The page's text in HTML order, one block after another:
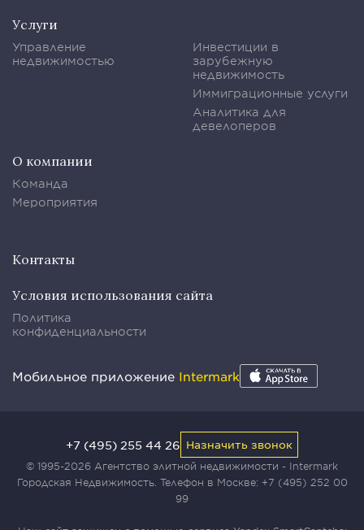
Услуги
Управление
недвижимостью
Инвестиции в
зарубежную
недвижимость
Иммиграционные услуги
Аналитика для
девелоперов
О компании
Команда
Мероприятия
Контакты
Условия использования сайта
Политика
конфиденциальности
Мобильное приложение Intermark
© 1995-2026 Агентство элитной недвижимости - Intermark
Городская Недвижимость. Телефон в Москве: +7 (495) 252 00
99
+7 (495) 255 44 26 Назначить звонок